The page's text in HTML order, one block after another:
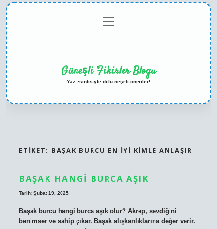
menüyü
aç
Güneşli Fikirler Blogu
Yaz esintisiyle dolu neşeli öneriler!
ETIKET: BAŞAK BURCU EN IYI KIMLE ANLAŞIR
BAŞAK HANGI BURCA AŞIK
Tarih: Şubat 19, 2025
Başak burcu hangi burca aşık olur? Akrep, sevdiğini
benimser ve sahip çıkar. Başak alışkanlıklarına değer verir.